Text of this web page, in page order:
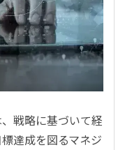
戦略に基づいて経
達成を図るマネジ